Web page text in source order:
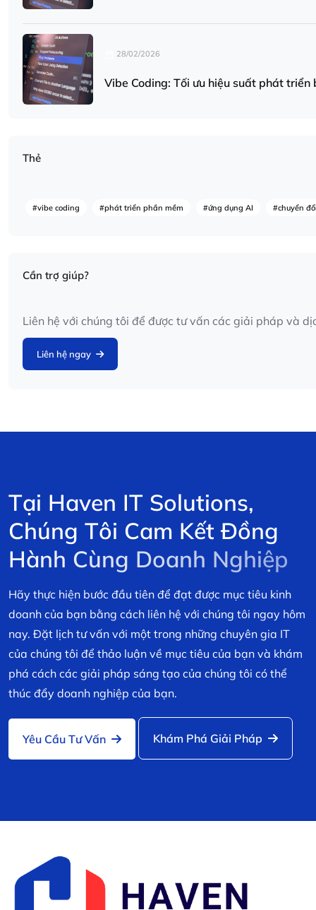
28/02/2026
Vibe Coding: Tối ưu hiệu suất phát triển
Thẻ
#vibe coding #phát triển phần mềm #ứng dụng AI #chuyển
Cần trợ giúp?
Liên hệ với chúng tôi để được tư vấn các giải pháp và
Liên hệ ngay
Tại Haven IT Solutions,
Chúng Tôi Cam Kết Đồng
Hành Cùng Doanh Nghiệp
Hãy thực hiện bước đầu tiên để đạt được mục tiêu kinh
doanh của bạn bằng cách liên hệ với chúng tôi ngay hôm
nay. Đặt lịch tư vấn với một trong những chuyên gia IT
của chúng tôi để thảo luận về mục tiêu của bạn và khám
phá cách các giải pháp sáng tạo của chúng tôi có thể
thúc đẩy doanh nghiệp của bạn.
Yêu Cầu Tư Vấn Khám Phá Giải Pháp